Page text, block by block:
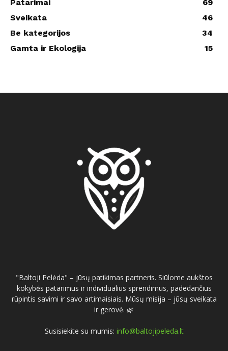
Patarimai
69
Sveikata
46
Be kategorijos
34
Gamta ir Ekologija
15
"Baltoji Pelėda" – jūsų patikimas partneris. Siūlome aukštos
kokybės patarimus ir individualius sprendimus, padedančius
rūpintis savimi ir savo artimaisiais. Mūsų misija – jūsų sveikata
ir gerovė. 🌿
Susisiekite su mumis: info@baltojipeleda.lt